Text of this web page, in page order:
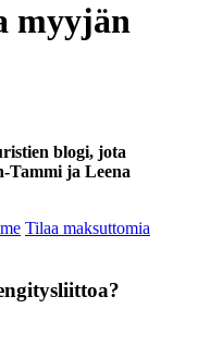
myyjän
blogi, jota
Tammi ja Leena
Tilaa maksuttomia